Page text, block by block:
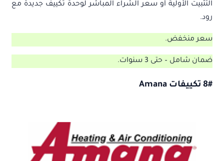
التثبيت الأولية أو سعر الشراء المباشر لوحدة تكييف جديدة مع
رود.
سعر منخفض.
ضمان شامل – حتى 3 سنوات.
8# تكييفات Amana